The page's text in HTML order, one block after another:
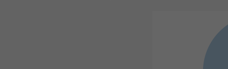
, Cisco CCNA Security Dump, 210-260
, PMP PMP Project Management